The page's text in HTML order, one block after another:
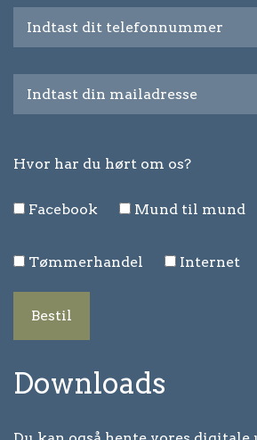
Hvor har du hørt om os?
Facebook Mund til mund
Tømmerhandel Internet
Bestil
Downloads